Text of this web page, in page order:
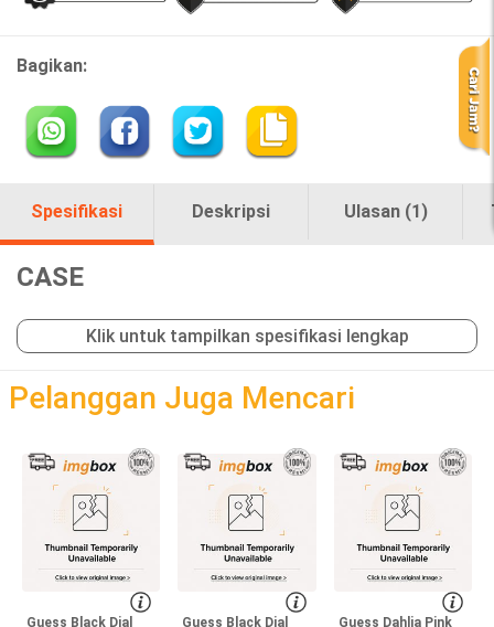
Bagikan:
Spesifikasi Deskripsi Ulasan (1)
CASE
Klik untuk tampilkan spesifikasi lengkap
Pelanggan Juga Mencari
Guess Black Dial Guess Black Dial Guess Dahlia Pink